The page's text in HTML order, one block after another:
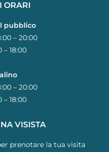
ORARI
pubblico
– 20:00
– 18:00
– 20:00
– 18:00
VISISTA
prenotare la tua visita